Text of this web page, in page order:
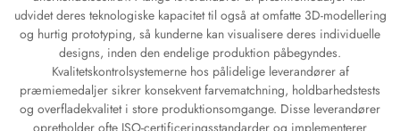
udvidet deres teknologiske kapacitet til også at omfatte 3D-modellering
og hurtig prototyping, så kunderne kan visualisere deres individuelle
designs, inden den endelige produktion påbegyndes.
Kvalitetskontrolsystemerne hos pålidelige leverandører af
præmiemedaljer sikrer konsekvent farvematchning, holdbarhedstests
og overfladekvalitet i store produktionsomgange. Disse leverandører
opretholder ofte ISO-certificeringsstandarder og implementerer